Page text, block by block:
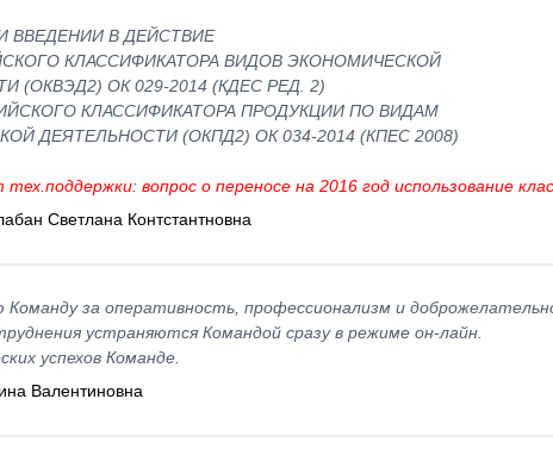
ВВЕДЕНИИ В ДЕЙСТВИЕ
КЛАССИФИКАТОРА ВИДОВ ЭКОНОМИЧЕСКОЙ
(ОКВЭД2) ОК 029-2014 (КДЕС РЕД. 2)
КЛАССИФИКАТОРА ПРОДУКЦИИ ПО ВИДАМ
ДЕЯТЕЛЬНОСТИ (ОКПД2) ОК 034-2014 (КПЕС 2008)
тех.поддержки: вопрос о переносе на 2016 год использование
Светлана Контстантновна
Команду за оперативность, профессионализм и
устраняются Командой сразу в режиме он-лайн.
успехов Команде.
Валентиновна